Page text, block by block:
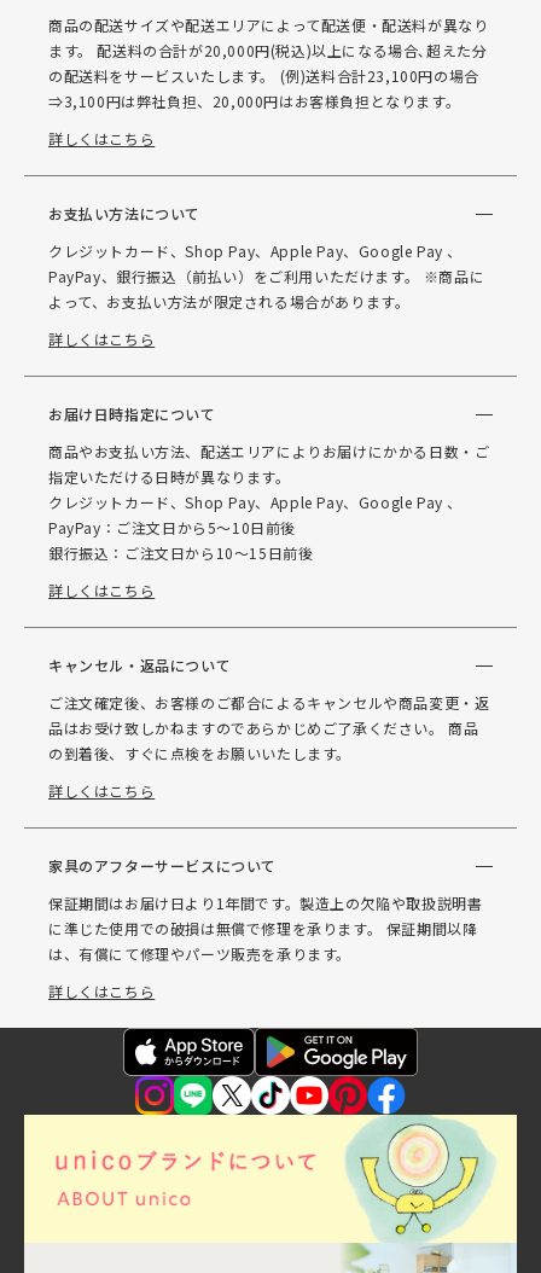
商品の配送サイズや配送エリアによって配送便・配送料が異なり
ます。 配送料の合計が20,000円(税込)以上になる場合､超えた分
の配送料をサービスいたします。 (例)送料合計23,100円の場合
⇒3,100円は弊社負担、20,000円はお客様負担となります。
詳しくはこちら
お支払い方法について
クレジットカード、Shop Pay、Apple Pay、Google Pay 、
PayPay、銀行振込（前払い）をご利用いただけます。 ※商品に
よって、お支払い方法が限定される場合があります。
詳しくはこちら
お届け日時指定について
商品やお支払い方法、配送エリアによりお届けにかかる日数・ご
指定いただける日時が異なります。
クレジットカード、Shop Pay、Apple Pay、Google Pay 、
PayPay：ご注文日から5～10日前後
銀行振込：ご注文日から10～15日前後
詳しくはこちら
キャンセル・返品について
ご注文確定後、お客様のご都合によるキャンセルや商品変更・返
品はお受け致しかねますのであらかじめご了承ください。 商品
の到着後、すぐに点検をお願いいたします。
詳しくはこちら
家具のアフターサービスについて
保証期間はお届け日より1年間です。製造上の欠陥や取扱説明書
に準じた使用での破損は無償で修理を承ります。 保証期間以降
は、有償にて修理やパーツ販売を承ります。
詳しくはこちら